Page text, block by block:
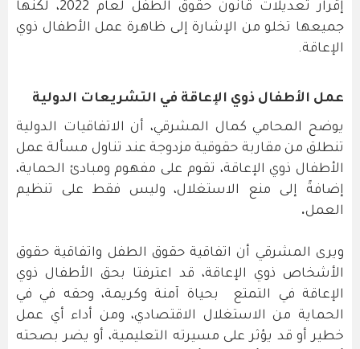
إقرار تعديلات قانون حقوق الطفل لعام 2022، لكنها
جميعها تخلو من الإشارة إلى ظاهرة عمل الأطفال ذوي
الإعاقة.
عمل الأطفال ذوي الإعاقة في التشريعات الدولية
يوضح المحامي كمال المشرقي، أن الاتفاقيات الدولية
تنطلق من مقاربة حقوقية مزدوجة عند تناول مسألة عمل
الأطفال ذوي الإعاقة، تقوم على مفهوم ومبادئ الحماية،
إضافةً إلى منع الاستغلال، وليس فقط على تنظيم
العمل.
ويرى المشرقي أن اتفاقية حقوق الطفل واتفاقية حقوق
الأشخاص ذوي الإعاقة، قد اعترفتا بحق الأطفال ذوي
الإعاقة في التمتع بحياة آمنة وكريمة، وحقه في في
الحماية من الاستغلال الاقتصادي، ومن أداء أي عمل
خطير أو قد يؤثر على مسيرته التعليمية، أو يضر بصحته